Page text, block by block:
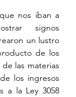
nos iban a
signos
un lustro
de los
las materias
los ingresos
a la Ley 3058